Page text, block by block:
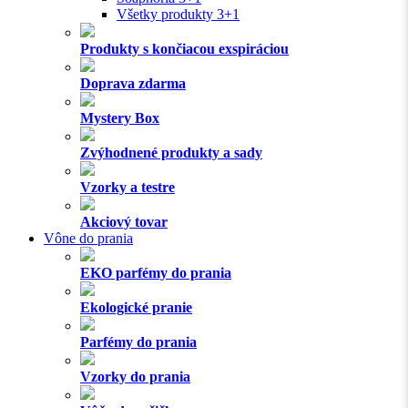
Všetky produkty 3+1
Produkty s končiacou exspiráciou
Doprava zdarma
Mystery Box
Zvýhodnené produkty a sady
Vzorky a testre
Akciový tovar
Vône do prania
EKO parfémy do prania
Ekologické pranie
Parfémy do prania
Vzorky do prania